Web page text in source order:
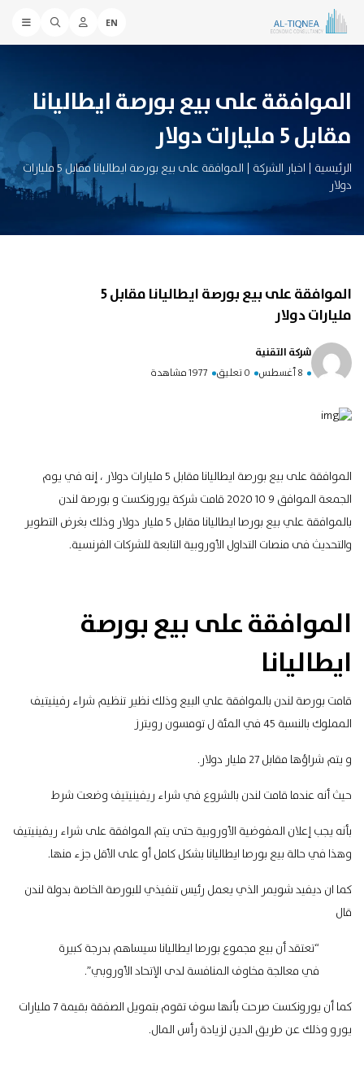
EN
الموافقة على بيع بورصة ايطاليانا
مقابل 5 مليارات دولار
الرئيسية | اخبار الشركة |
الموافقة على بيع بورصة ايطاليانا مقابل 5 مليارات
دولار
الموافقة على بيع بورصة ايطاليانا مقابل 5
مليارات دولار
شركة التقنية
8 أغسطس 0 تعليق 1977 مشاهدة
الموافقة على بيع بورصة ايطاليانا مقابل 5 مليارات دولار ، إنه في يوم
الجمعة الموافق 9 10 2020 قامت شركة يورونكست و بورصة لندن
بالموافقة علي بيع بورصا ايطاليانا مقابل 5 مليار دولار وذلك بغرض التطوير
والتحديث فى منصات التداول الأوروبية التابعة للشركات الفرنسية.
الموافقة على بيع بورصة
ايطاليانا
قامت بورصة لندن بالموافقة علي البيع وذلك نظير تنظيم شراء رفينيتيف
المملوك بالنسبة 45 في المئة ل تومسون رويترز
و يتم شراؤها مقابل 27 مليار دولار.
حيث أنه عندما قامت لندن بالشروع في شراء ريفينيتيف وضعت شرط
بأنه يجب إعلان المفوضية الأوروبية حتى يتم الموافقة على شراء ريفينيتيف
وهذا في حالة بيع بورصا ايطاليانا بشكل كامل أو على الأقل جزء منها.
كما ان ديفيد شويمر الذي يعمل رئيس تنفيذي للبورصة الخاصة بدولة لندن
قال
“تعتقد أن بيع مجموع بورصا ايطاليانا سيساهم بدرجة كبيرة
في معالجة مخاوف المنافسة لدى الإتحاد الأوروبي”.
كما أن يورونكست صرحت بأنها سوف تقوم بتمويل الصفقة بقيمة 7 مليارات
يورو وذلك عن طريق الدين لزيادة رأس المال.